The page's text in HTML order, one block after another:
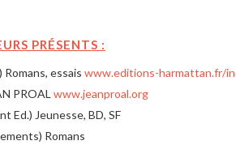
PRÉSENTS :
essais www.editions-harmattan.fr/
PROALwww.jeanproal.org
Ed.) Jeunesse, BD, SF
Romans